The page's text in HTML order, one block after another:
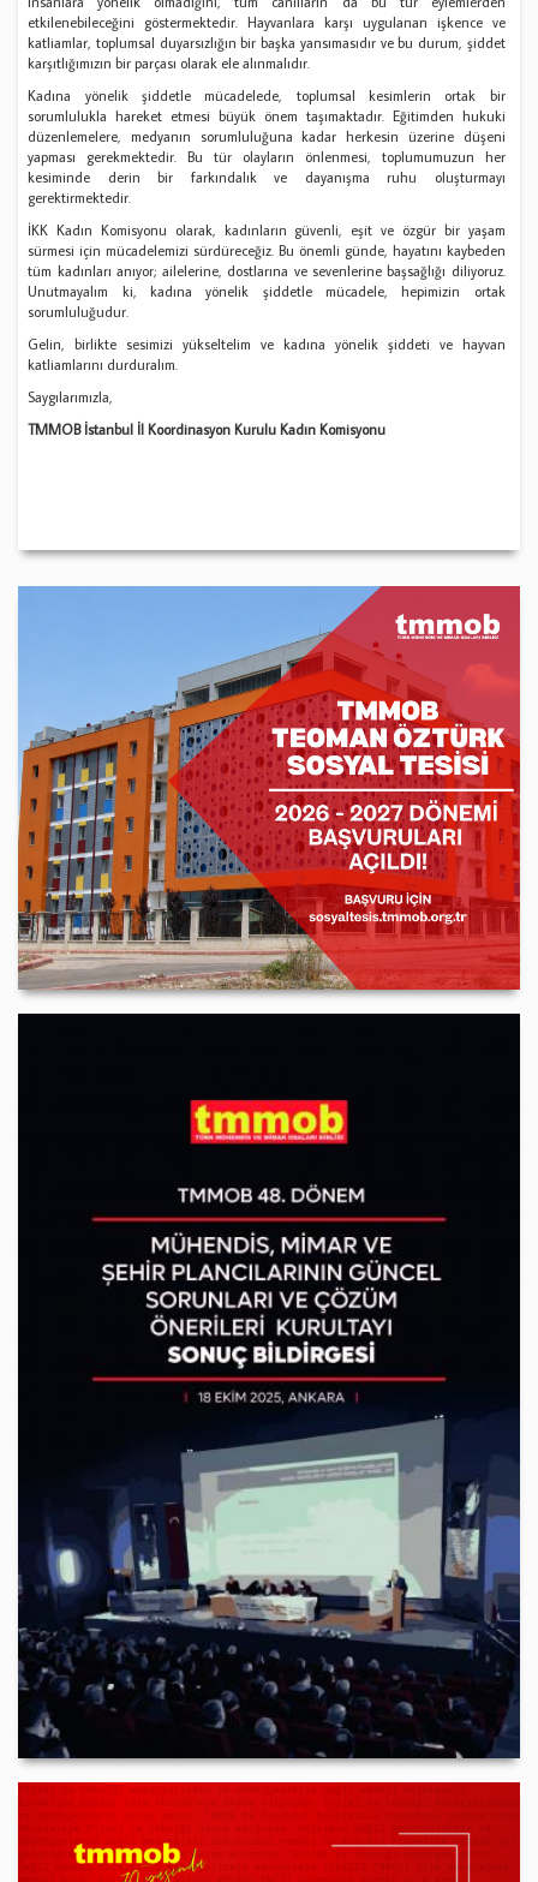
etkilenebileceğini göstermektedir. Hayvanlara karşı uygulanan işkence ve
katliamlar, toplumsal duyarsızlığın bir başka yansımasıdır ve bu durum, şiddet
karşıtlığımızın bir parçası olarak ele alınmalıdır.
Kadına yönelik şiddetle mücadelede, toplumsal kesimlerin ortak bir
sorumlulukla hareket etmesi büyük önem taşımaktadır. Eğitimden hukuki
düzenlemelere, medyanın sorumluluğuna kadar herkesin üzerine düşeni
yapması gerekmektedir. Bu tür olayların önlenmesi, toplumumuzun her
kesiminde derin bir farkındalık ve dayanışma ruhu oluşturmayı
gerektirmektedir.
İKK Kadın Komisyonu olarak, kadınların güvenli, eşit ve özgür bir yaşam
sürmesi için mücadelemizi sürdüreceğiz. Bu önemli günde, hayatını kaybeden
tüm kadınları anıyor; ailelerine, dostlarına ve sevenlerine başsağlığı diliyoruz.
Unutmayalım ki, kadına yönelik şiddetle mücadele, hepimizin ortak
sorumluluğudur.
Gelin, birlikte sesimizi yükseltelim ve kadına yönelik şiddeti ve hayvan
katliamlarını durduralım.
Saygılarımızla,
TMMOB İstanbul İl Koordinasyon Kurulu Kadın Komisyonu